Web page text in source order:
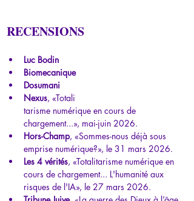
RECENSIONS
Luc Bodin
Biomecanique
Dosumani
Nexus, «Totali
tarisme numérique en cours de
chargement...», mai-juin 2026.
Hors-Champ, «Sommes-nous déjà sous
emprise numérique?», le 31 mars 2026.
Les 4 vérités, «Totalitarisme numérique en
cours de chargement... L'humanité aux
risques de l'IA», le 27 mars 2026.